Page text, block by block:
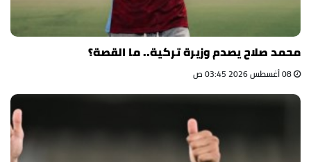
محمد صلاح يصدم وزيرة تركية.. ما القصة؟